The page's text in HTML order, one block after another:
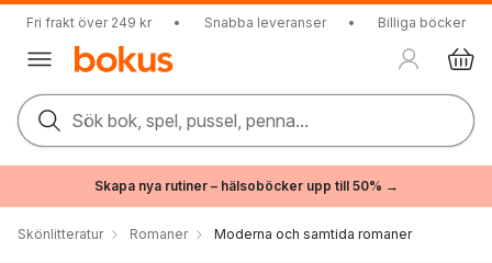
Fri frakt över 249 kr • Snabba leveranser • Billiga böcker
Sök bok, spel, pussel, penna...
Skapa nya rutiner – hälsoböcker upp till 50% →
Skönlitteratur Romaner Moderna och samtida romaner